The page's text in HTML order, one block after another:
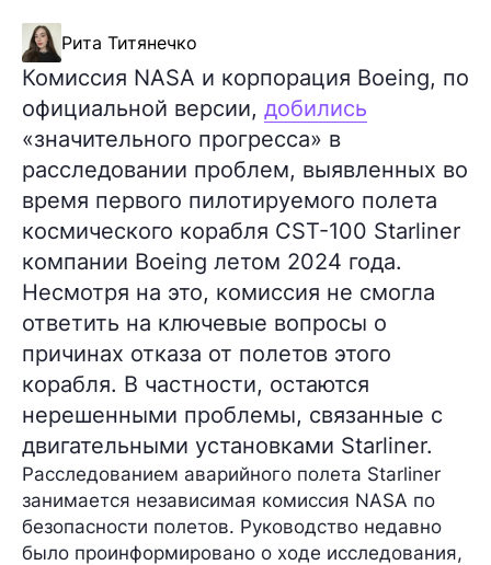
Рита Титянечко
Комиссия NASA и корпорация Boeing, по
официальной версии, добились
«значительного прогресса» в
расследовании проблем, выявленных во
время первого пилотируемого полета
космического корабля CST-100 Starliner
компании Boeing летом 2024 года.
Несмотря на это, комиссия не смогла
ответить на ключевые вопросы о
причинах отказа от полетов этого
корабля. В частности, остаются
нерешенными проблемы, связанные с
двигательными установками Starliner.
Расследованием аварийного полета Starliner
занимается независимая комиссия NASA по
безопасности полетов. Руководство недавно
было проинформировано о ходе исследования,